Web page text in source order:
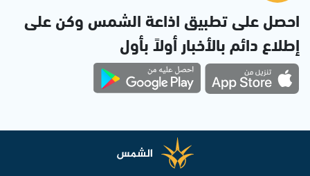
احصل على تطبيق اذاعة الشمس وكن على
إطلاع دائم بالأخبار أولاً بأول